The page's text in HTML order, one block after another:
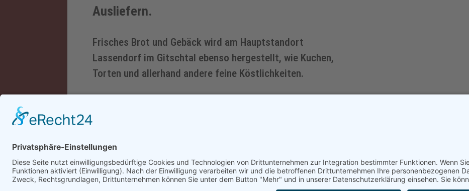
Ausliefern.
Frisches Brot und Gebäck wird am Hauptstandort
Lassendorf im Gitschtal ebenso hergestellt, wie Kuchen,
Torten und allerhand andere feine Köstlichkeiten.
nach modernstem Stand sehr
geschmack- und liebevoll eingerichtet
wurde.